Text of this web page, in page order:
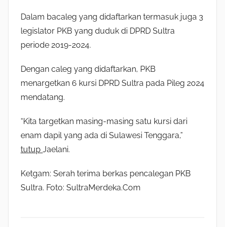
Dalam bacaleg yang didaftarkan termasuk juga 3
legislator PKB yang duduk di DPRD Sultra
periode 2019-2024.
Dengan caleg yang didaftarkan, PKB
menargetkan 6 kursi DPRD Sultra pada Pileg 2024
mendatang.
“Kita targetkan masing-masing satu kursi dari
enam dapil yang ada di Sulawesi Tenggara,”
tutup Jaelani.
Ketgam: Serah terima berkas pencalegan PKB
Sultra. Foto: SultraMerdeka.Com